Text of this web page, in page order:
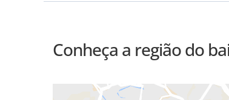
Conheça a região do